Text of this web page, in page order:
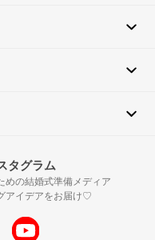
タグラム
めの結婚式準備メディア
アイデアをお届け♡